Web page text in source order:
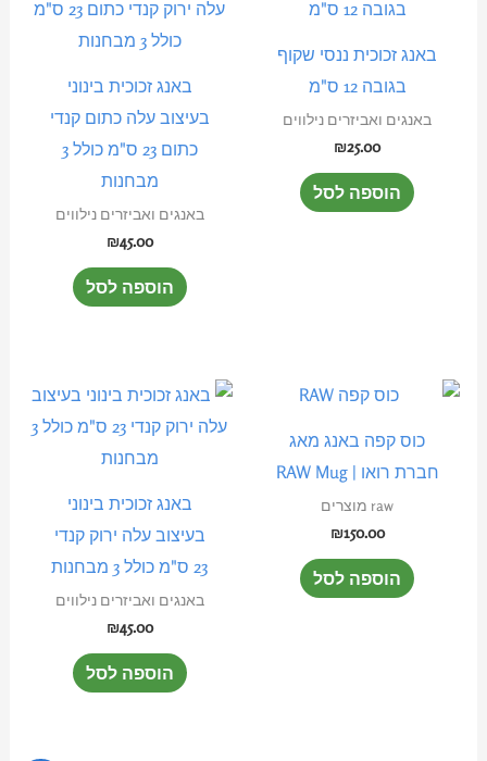
באנג זכוכית ננסי שקוף
בגובה 12 ס"מ
באנגים ואביזרים נילווים
₪25.00
הוספה לסל
באנג זכוכית בינוני
בעיצוב עלה כתום קנדי
כתום 23 ס"מ כולל 3
מבחנות
באנגים ואביזרים נילווים
₪45.00
הוספה לסל
כוס קפה באנג מאג
חברת רואו | RAW Mug
raw מוצרים
₪150.00
הוספה לסל
באנג זכוכית בינוני
בעיצוב עלה ירוק קנדי
23 ס"מ כולל 3 מבחנות
באנגים ואביזרים נילווים
₪45.00
הוספה לסל